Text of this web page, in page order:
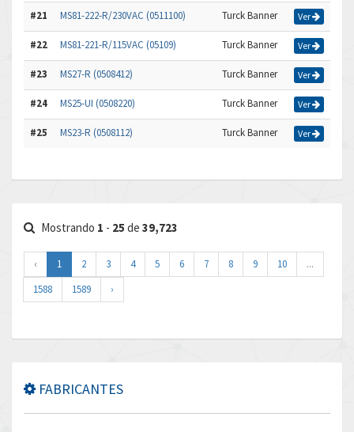
#21 MS81-222-R/230VAC (0511100) Turck Banner Ver
#22 MS81-221-R/115VAC (05109) Turck Banner Ver
#23 MS27-R (0508412) Turck Banner Ver
#24 MS25-UI (0508220) Turck Banner Ver
#25 MS23-R (0508112) Turck Banner Ver
Mostrando 1 - 25 de 39,723
‹ 1 2 3 4 5 6 7 8 9 10
...
1588
1589 ›
FABRICANTES